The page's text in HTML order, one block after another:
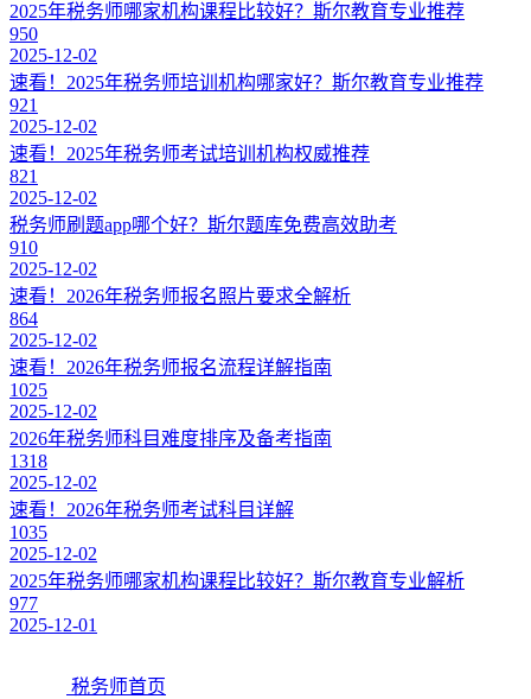
2025年税务师哪家机构课程比较好？斯尔教育专业推荐
950
2025-12-02
速看！2025年税务师培训机构哪家好？斯尔教育专业推荐
921
2025-12-02
速看！2025年税务师考试培训机构权威推荐
821
2025-12-02
税务师刷题app哪个好？斯尔题库免费高效助考
910
2025-12-02
速看！2026年税务师报名照片要求全解析
864
2025-12-02
速看！2026年税务师报名流程详解指南
1025
2025-12-02
2026年税务师科目难度排序及备考指南
1318
2025-12-02
速看！2026年税务师考试科目详解
1035
2025-12-02
2025年税务师哪家机构课程比较好？斯尔教育专业解析
977
2025-12-01
税务师首页